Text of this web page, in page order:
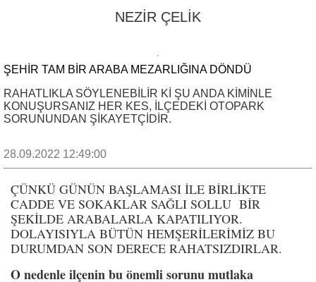
NEZİR ÇELİK
ŞEHİR TAM BİR ARABA MEZARLIĞINA DÖNDÜ
RAHATLIKLA SÖYLENEBİLİR Kİ ŞU ANDA KİMİNLE
KONUŞURSANIZ HER KES, İLÇEDEKİ OTOPARK
SORUNUNDAN ŞİKAYETÇİDİR.
28.09.2022 12:49:00
ÇÜNKÜ GÜNÜN BAŞLAMASI İLE BİRLİKTE
CADDE VE SOKAKLAR SAĞLI SOLLU BİR
ŞEKİLDE ARABALARLA KAPATILIYOR.
DOLAYISIYLA BÜTÜN HEMŞERİLERİMİZ BU
DURUMDAN SON DERECE RAHATSIZDIRLAR.
O nedenle ilçenin bu önemli sorunu mutlaka